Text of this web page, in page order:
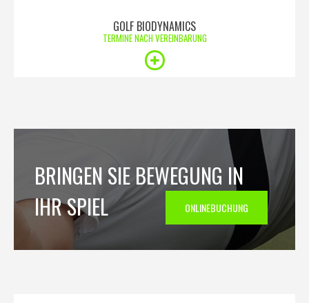
GOLF BIODYNAMICS
TERMINE NACH VEREINBARUNG
BRINGEN SIE BEWEGUNG IN
IHR SPIEL
ONLINEBUCHUNG